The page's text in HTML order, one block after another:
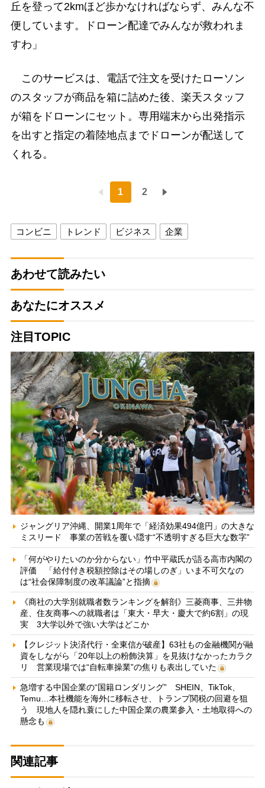
丘を登って2kmほど歩かなければならず、みんな不
便しています。ドローン配達でみんなが救われま
すわ」
このサービスは、電話で注文を受けたローソン
のスタッフが商品を箱に詰めた後、楽天スタッフ
が箱をドローンにセット。専用端末から出発指示
を出すと指定の着陸地点までドローンが配送して
くれる。
1 2
コンビニ トレンド ビジネス 企業
あわせて読みたい
あなたにオススメ
注目TOPIC
ジャングリア沖縄、開業1周年で「経済効果494億円」の大きな
ミスリード 事業の苦戦を覆い隠す“不透明すぎる巨大な数字”
「何がやりたいのか分からない」竹中平蔵氏が語る高市内閣の
評価 「給付付き税額控除はその場しのぎ」いま不可欠なの
は“社会保障制度の改革議論”と指摘
《商社の大学別就職者数ランキングを解剖》三菱商事、三井物
産、住友商事への就職者は「東大・早大・慶大で約6割」の現
実 3大学以外で強い大学はどこか
【クレジット決済代行・全東信が破産】63社もの金融機関が融
資をしながら「20年以上の粉飾決算」を見抜けなかったカラク
リ 営業現場では“自転車操業”の焦りも表出していた
急増する中国企業の“国籍ロンダリング” SHEIN、TikTok、
Temu…本社機能を海外に移転させ、トランプ関税の回避を狙
う 現地人を隠れ蓑にした中国企業の農業参入・土地取得への
懸念も
関連記事